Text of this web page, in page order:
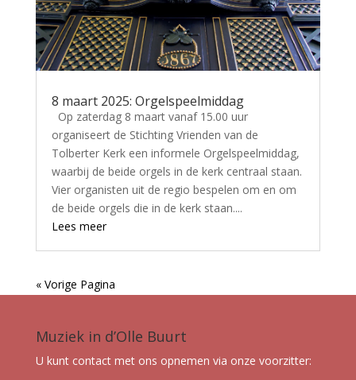
8 maart 2025: Orgelspeelmiddag
Op zaterdag 8 maart vanaf 15.00 uur
organiseert de Stichting Vrienden van de
Tolberter Kerk een informele Orgelspeelmiddag,
waarbij de beide orgels in de kerk centraal staan.
Vier organisten uit de regio bespelen om en om
de beide orgels die in de kerk staan....
Lees meer
« Vorige Pagina
Muziek in d’Olle Buurt
U kunt contact met ons opnemen via onze voorzitter: